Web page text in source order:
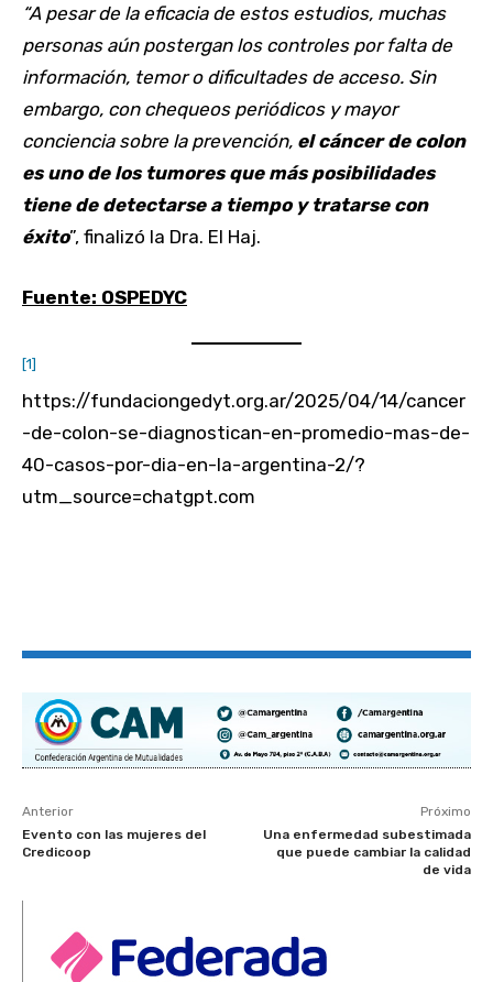
“A pesar de la eficacia de estos estudios, muchas
personas aún postergan los controles por falta de
información, temor o dificultades de acceso. Sin
embargo, con chequeos periódicos y mayor
conciencia sobre la prevención, el cáncer de colon
es uno de los tumores que más posibilidades
tiene de detectarse a tiempo y tratarse con
éxito”, finalizó la Dra. El Haj.
Fuente: OSPEDYC
[1]
https://fundaciongedyt.org.ar/2025/04/14/cancer
-de-colon-se-diagnostican-en-promedio-mas-de-
40-casos-por-dia-en-la-argentina-2/?
utm_source=chatgpt.com
Anterior
Evento con las mujeres del
Credicoop
Próximo
Una enfermedad subestimada
que puede cambiar la calidad
de vida